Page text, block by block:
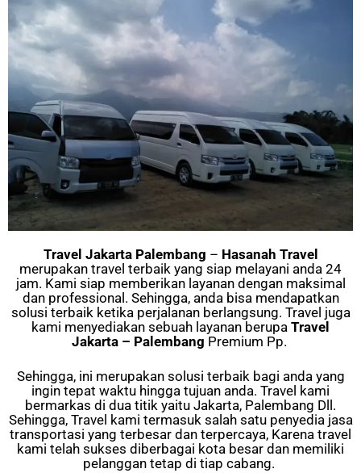
Travel Jakarta Palembang – Hasanah Travel
merupakan travel terbaik yang siap melayani anda 24
jam. Kami siap memberikan layanan dengan maksimal
dan professional. Sehingga, anda bisa mendapatkan
solusi terbaik ketika perjalanan berlangsung. Travel juga
kami menyediakan sebuah layanan berupa Travel
Jakarta – Palembang Premium Pp.
Sehingga, ini merupakan solusi terbaik bagi anda yang
ingin tepat waktu hingga tujuan anda. Travel kami
bermarkas di dua titik yaitu Jakarta, Palembang Dll.
Sehingga, Travel kami termasuk salah satu penyedia jasa
transportasi yang terbesar dan terpercaya, Karena travel
kami telah sukses diberbagai kota besar dan memiliki
pelanggan tetap di tiap cabang.